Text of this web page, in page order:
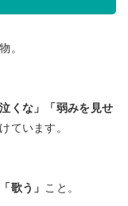
。
くな」「弱みを見せ
ています。
「歌う」 こと。